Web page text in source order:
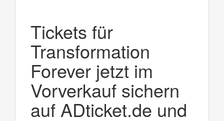
Tickets für
Transformation
Forever jetzt im
Vorverkauf sichern
auf ADticket.de und